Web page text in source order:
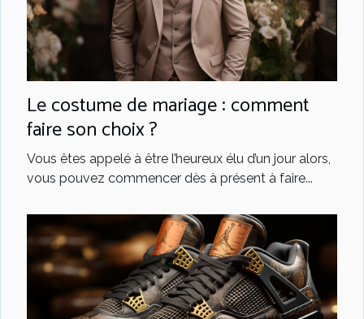
Le costume de mariage : comment
faire son choix ?
Vous êtes appelé à être l’heureux élu d’un jour alors,
vous pouvez commencer dès à présent à faire...